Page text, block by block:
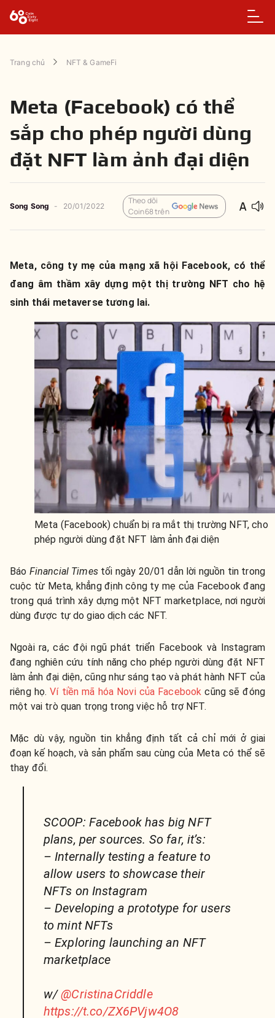
Trang chủ NFT & GameFi
Meta (Facebook) có thể
sắp cho phép người dùng
đặt NFT làm ảnh đại diện
Song Song - 20/01/2022
Theo dõi
Coin68 trên
Meta, công ty mẹ của mạng xã hội Facebook, có thể
đang âm thầm xây dựng một thị trường NFT cho hệ
sinh thái metaverse tương lai.
Meta (Facebook) chuẩn bị ra mắt thị trường NFT, cho
phép người dùng đặt NFT làm ảnh đại diện
Báo Financial Timestối ngày 20/01 dẫn lời nguồn tin trong
cuộc từ Meta, khẳng định công ty mẹ của Facebook đang
trong quá trình xây dựng một NFT marketplace, nơi người
dùng được tự do giao dịch các NFT.
Ngoài ra, các đội ngũ phát triển Facebook và Instagram
đang nghiên cứu tính năng cho phép người dùng đặt NFT
làm ảnh đại diện, cũng như sáng tạo và phát hành NFT của
riêng họ.Ví tiền mã hóa Novi của Facebook cũng sẽ đóng
một vai trò quan trọng trong việc hỗ trợ NFT.
Mặc dù vậy, nguồn tin khẳng định tất cả chỉ mới ở giai
đoạn kế hoạch, và sản phẩm sau cùng của Meta có thể sẽ
thay đổi.
SCOOP: Facebook has big NFT
plans, per sources. So far, it’s:
– Internally testing a feature to
allow users to showcase their
NFTs on Instagram
– Developing a prototype for users
to mint NFTs
– Exploring launching an NFT
marketplace
w/@CristinaCriddle
https://t.co/ZX6PVjw4O8